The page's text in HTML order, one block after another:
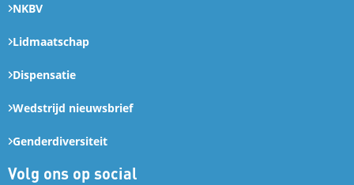
NKBV
Lidmaatschap
Dispensatie
Wedstrijd nieuwsbrief
Genderdiversiteit
Volg ons op social